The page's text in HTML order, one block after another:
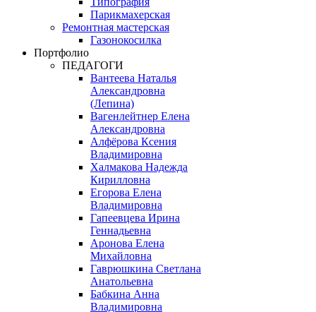
Парикмахерская
Ремонтная мастерская
Газонокосилка
Портфолио
ПЕДАГОГИ
Вантеева Наталья
Александровна
(Лепина)
Вагенлейтнер Елена
Александровна
Алфёрова Ксения
Владимировна
Халмакова Надежда
Кирилловна
Егорова Елена
Владимировна
Гапеевцева Ирина
Геннадьевна
Аронова Елена
Михайловна
Гаврюшкина Светлана
Анатольевна
Бабкина Анна
Владимировна